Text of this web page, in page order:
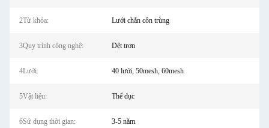
2Từ khóa: Lưới chắn côn trùng
3Quy trình công nghệ: Dệt trơn
4Lưới: 40 lưới, 50mesh, 60mesh
5Vật liệu: Thể dục
6Sử dụng thời gian: 3-5 năm